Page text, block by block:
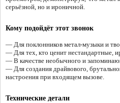
серьёзной, но и ироничной.
Кому подойдёт этот звонок
— Для поклонников метал-музыки и
— Для тех, кто ценит нестандартные,
— В качестве необычного и
— Для создания драйвового,
настроения при входящем вызове.
Технические детали